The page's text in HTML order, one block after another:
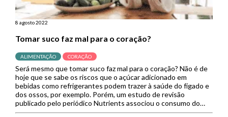
8 agosto 2022
Tomar suco faz mal para o coração?
ALIMENTAÇÃO CORAÇÃO
Será mesmo que tomar suco faz mal para o coração? Não é de
hoje que se sabe os riscos que o açúcar adicionado em
bebidas como refrigerantes podem trazer à saúde do fígado e
dos ossos, por exemplo. Porém, um estudo de revisão
publicado pelo periódico Nutrients associou o consumo do
suco de frutas a […]